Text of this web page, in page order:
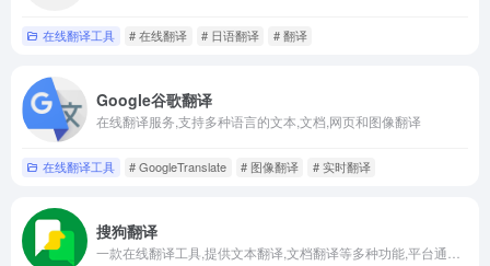
在线翻译工具 # 在线翻译 # 日语翻译 # 翻译
Google谷歌翻译
在线翻译服务,支持多种语言的文本,文档,网页和图像翻译
在线翻译工具 # GoogleTranslate # 图像翻译 # 实时翻译
搜狗翻译